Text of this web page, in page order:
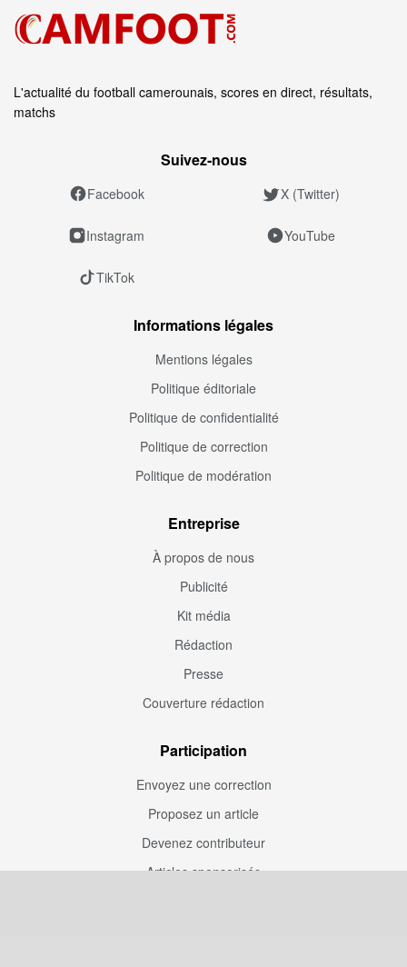
L'actualité du football camerounais, scores en direct, résultats,
matchs
Suivez‑nous
Facebook X (Twitter)
Instagram YouTube
TikTok
Informations légales
Mentions légales
Politique éditoriale
Politique de confidentialité
Politique de correction
Politique de modération
Entreprise
À propos de nous
Publicité
Kit média
Rédaction
Presse
Couverture rédaction
Participation
Envoyez une correction
Proposez un article
Devenez contributeur
Articles sponsorisés